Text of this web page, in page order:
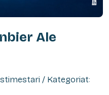
Ale
/ Kategoriat: